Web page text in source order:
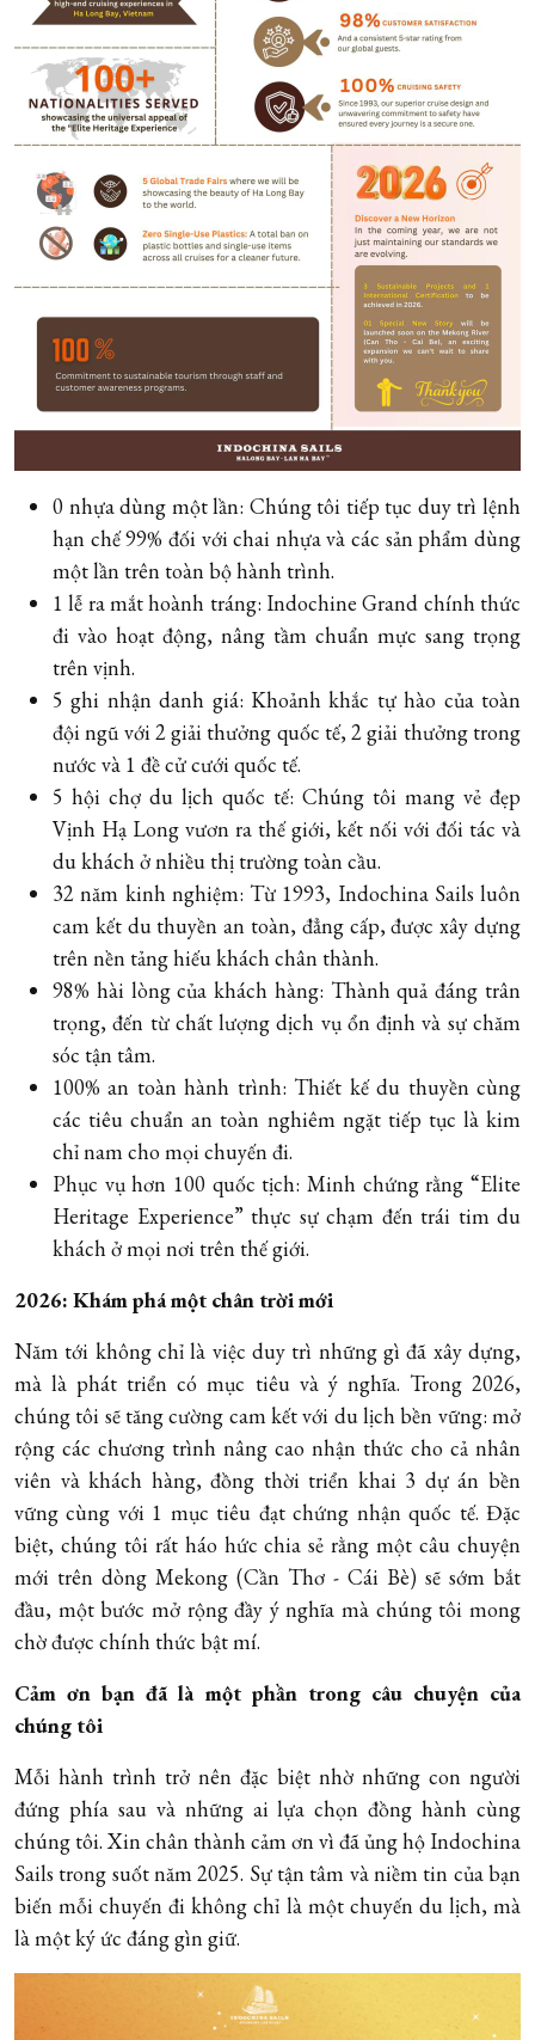
0 nhựa dùng một lần: Chúng tôi tiếp tục duy trì lệnh
hạn chế 99% đối với chai nhựa và các sản phẩm dùng
một lần trên toàn bộ hành trình.
1 lễ ra mắt hoành tráng: Indochine Grand chính thức
đi vào hoạt động, nâng tầm chuẩn mực sang trọng
trên vịnh.
5 ghi nhận danh giá: Khoảnh khắc tự hào của toàn
đội ngũ với 2 giải thưởng quốc tế, 2 giải thưởng trong
nước và 1 đề cử cưới quốc tế.
5 hội chợ du lịch quốc tế: Chúng tôi mang vẻ đẹp
Vịnh Hạ Long vươn ra thế giới, kết nối với đối tác và
du khách ở nhiều thị trường toàn cầu.
32 năm kinh nghiệm: Từ 1993, Indochina Sails luôn
cam kết du thuyền an toàn, đẳng cấp, được xây dựng
trên nền tảng hiếu khách chân thành.
98% hài lòng của khách hàng: Thành quả đáng trân
trọng, đến từ chất lượng dịch vụ ổn định và sự chăm
sóc tận tâm.
100% an toàn hành trình: Thiết kế du thuyền cùng
các tiêu chuẩn an toàn nghiêm ngặt tiếp tục là kim
chỉ nam cho mọi chuyến đi.
Phục vụ hơn 100 quốc tịch: Minh chứng rằng “Elite
Heritage Experience” thực sự chạm đến trái tim du
khách ở mọi nơi trên thế giới.
2026: Khám phá một chân trời mới
Năm tới không chỉ là việc duy trì những gì đã xây dựng,
mà là phát triển có mục tiêu và ý nghĩa. Trong 2026,
chúng tôi sẽ tăng cường cam kết với du lịch bền vững: mở
rộng các chương trình nâng cao nhận thức cho cả nhân
viên và khách hàng, đồng thời triển khai 3 dự án bền
vững cùng với 1 mục tiêu đạt chứng nhận quốc tế. Đặc
biệt, chúng tôi rất háo hức chia sẻ rằng một câu chuyện
mới trên dòng Mekong (Cần Thơ - Cái Bè) sẽ sớm bắt
đầu, một bước mở rộng đầy ý nghĩa mà chúng tôi mong
chờ được chính thức bật mí.
Cảm ơn bạn đã là một phần trong câu chuyện của
chúng tôi
Mỗi hành trình trở nên đặc biệt nhờ những con người
đứng phía sau và những ai lựa chọn đồng hành cùng
chúng tôi. Xin chân thành cảm ơn vì đã ủng hộ Indochina
Sails trong suốt năm 2025. Sự tận tâm và niềm tin của bạn
biến mỗi chuyến đi không chỉ là một chuyến du lịch, mà
là một ký ức đáng gìn giữ.